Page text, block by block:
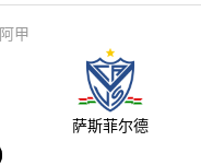
阿甲
萨斯菲尔德